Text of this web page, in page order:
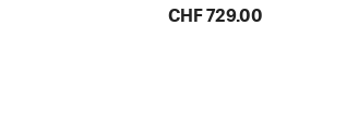
CHF 729.00